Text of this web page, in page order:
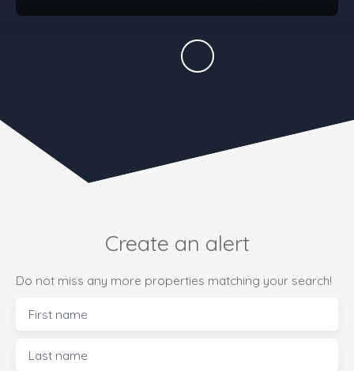
Create an alert
Do not miss any more properties matching your search!
First name
Last name